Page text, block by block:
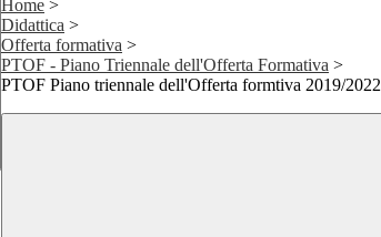
Home >
Didattica >
Offerta formativa >
PTOF - Piano Triennale dell'Offerta Formativa >
PTOF Piano triennale dell'Offerta formtiva 2019/2022